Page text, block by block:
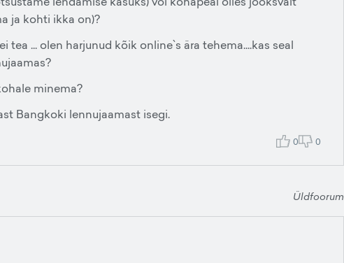
ja kohti ikka on)?
... olen harjunud kõik online`s ära tehema....kas seal
minema?
Bangkoki lennujaamast isegi.
0 0
Üldfoorum